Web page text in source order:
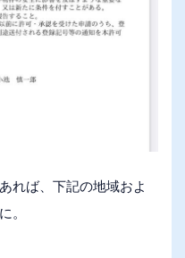
れば、下記の地域およ
。